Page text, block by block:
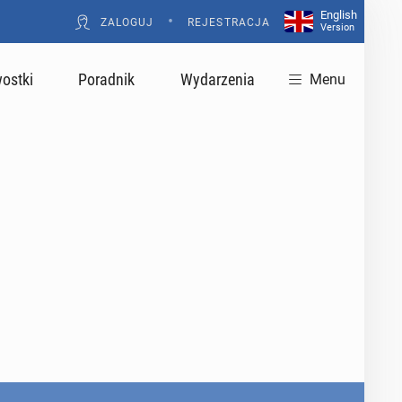
ZALOGUJ • REJESTRACJA
English
Version
Poradnik Wydarzenia Menu